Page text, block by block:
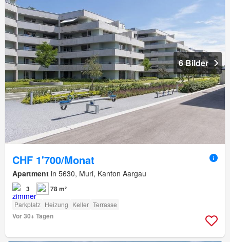
6 Bilder
CHF 1'700/Monat
Apartment in 5630, Muri, Kanton Aargau
3 78 m²
Parkplatz Heizung Keller Terrasse
Vor 30+ Tagen